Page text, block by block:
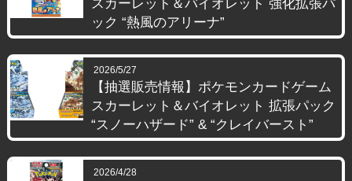
スカーレット＆バイオレット 強化拡張パ
ック “熱風のアリーナ”
2026/5/27
【抽選販売情報】ポケモンカードゲーム
スカーレット＆バイオレット 拡張パック
“スノーハザード” & “クレイバースト”
2026/4/28